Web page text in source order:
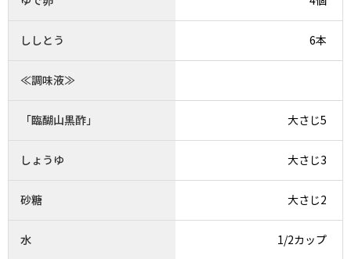
ししとう 6本
≪調味液≫
「臨醐山黒酢」 大さじ5
しょうゆ 大さじ3
砂糖 大さじ2
水 1/2カップ